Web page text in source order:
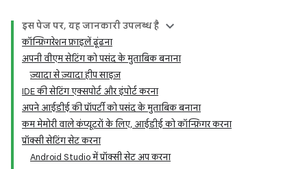
इस पेज पर, यह जानकारी उपलब्ध है
कॉन्फ़िगरेशन फ़ाइलें ढूंढना
अपनी वीएम सेटिंग को पसंद के मुताबिक बनाना
ज़्यादा से ज़्यादा हीप साइज़
IDE की सेटिंग एक्सपोर्ट और इंपोर्ट करना
अपने आईडीई की प्रॉपर्टी को पसंद के मुताबिक बनाना
कम मेमोरी वाले कंप्यूटरों के लिए, आईडीई को कॉन्फ़िगर करना
प्रॉक्सी सेटिंग सेट करना
Android Studio में प्रॉक्सी सेट अप करना